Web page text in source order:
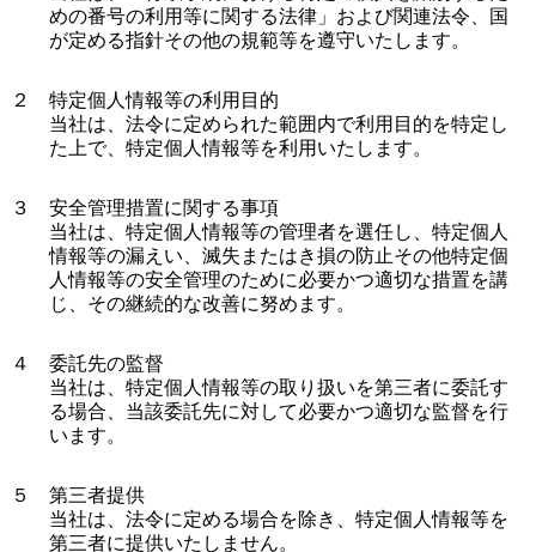
めの番号の利用等に関する法律」および関連法令、国
が定める指針その他の規範等を遵守いたします。
２ 特定個人情報等の利用目的
当社は、法令に定められた範囲内で利用目的を特定し
た上で、特定個人情報等を利用いたします。
３ 安全管理措置に関する事項
当社は、特定個人情報等の管理者を選任し、特定個人
情報等の漏えい、滅失またはき損の防止その他特定個
人情報等の安全管理のために必要かつ適切な措置を講
じ、その継続的な改善に努めます。
４ 委託先の監督
当社は、特定個人情報等の取り扱いを第三者に委託す
る場合、当該委託先に対して必要かつ適切な監督を行
います。
５ 第三者提供
当社は、法令に定める場合を除き、特定個人情報等を
第三者に提供いたしません。